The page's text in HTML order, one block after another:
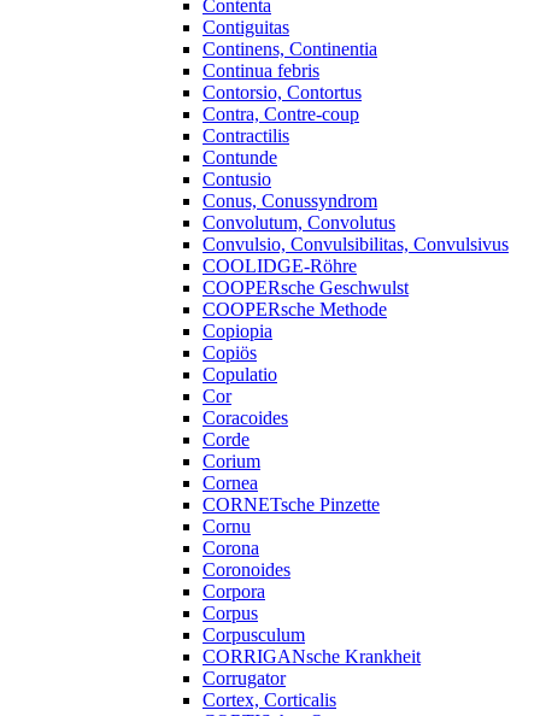
Contenta
Contiguitas
Continens, Continentia
Continua febris
Contorsio, Contortus
Contra, Contre-coup
Contractilis
Contunde
Contusio
Conus, Conussyndrom
Convolutum, Convolutus
Convulsio, Convulsibilitas, Convulsivus
COOLIDGE-Röhre
COOPERsche Geschwulst
COOPERsche Methode
Copiopia
Copiös
Copulatio
Cor
Coracoides
Corde
Corium
Cornea
CORNETsche Pinzette
Cornu
Corona
Coronoides
Corpora
Corpus
Corpusculum
CORRIGANsche Krankheit
Corrugator
Cortex, Corticalis